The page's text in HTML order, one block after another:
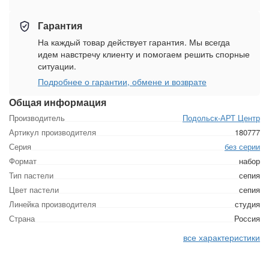
Общая информация
Производитель
Подольск-АРТ Центр
Артикул производителя
180777
Серия
без серии
Формат
набор
Тип пастели
сепия
Цвет пастели
сепия
Линейка производителя
студия
Страна
Россия
все характеристики
Гарантия
На каждый товар действует гарантия. Мы всегда
идем навстречу клиенту и помогаем решить спорные
ситуации.
Подробнее о гарантии, обмене и возврате